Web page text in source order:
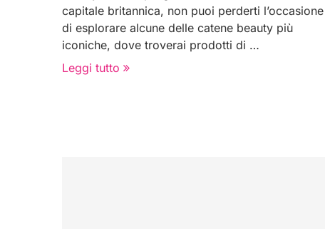
capitale britannica, non puoi perderti l’occasione
di esplorare alcune delle catene beauty più
iconiche, dove troverai prodotti di …
Leggi tutto